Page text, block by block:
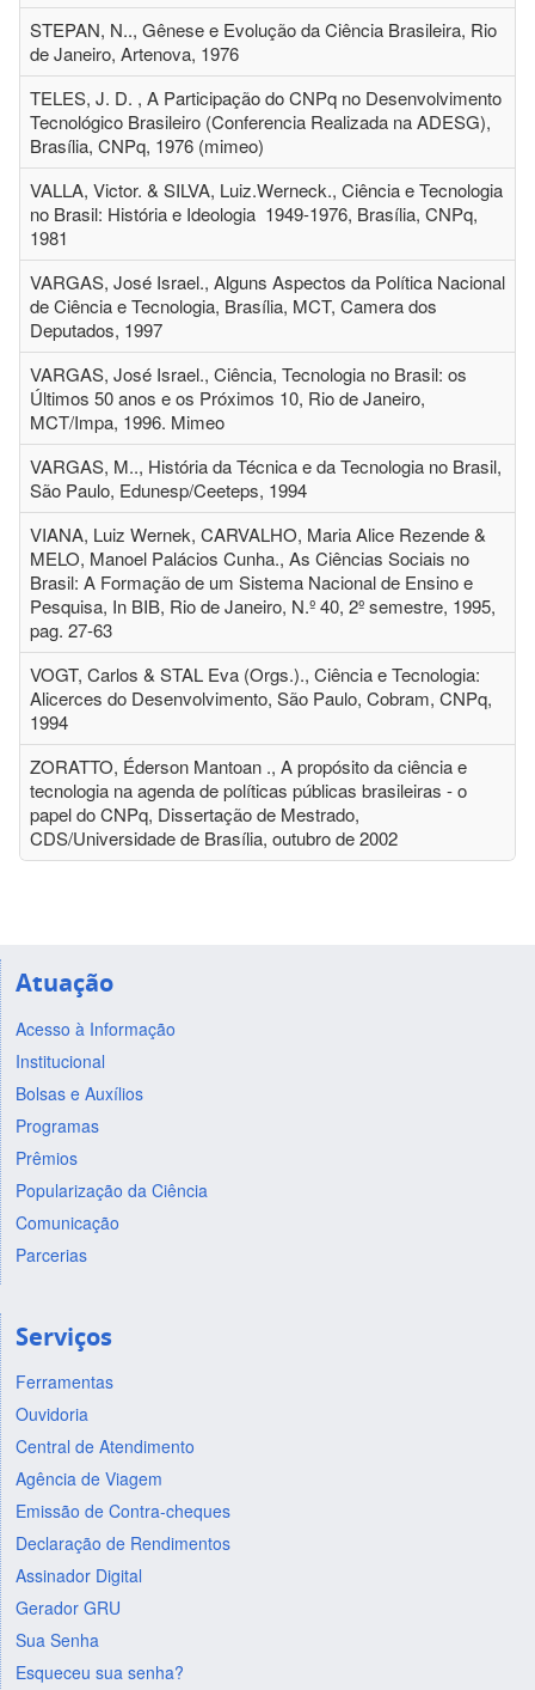
STEPAN, N.., Gênese e Evolução da Ciência Brasileira, Rio
de Janeiro, Artenova, 1976
TELES, J. D. , A Participação do CNPq no Desenvolvimento
Tecnológico Brasileiro (Conferencia Realizada na ADESG),
Brasília, CNPq, 1976 (mimeo)
VALLA, Victor. & SILVA, Luiz.Werneck., Ciência e Tecnologia
no Brasil: História e Ideologia 1949-1976, Brasília, CNPq,
1981
VARGAS, José Israel., Alguns Aspectos da Política Nacional
de Ciência e Tecnologia, Brasília, MCT, Camera dos
Deputados, 1997
VARGAS, José Israel., Ciência, Tecnologia no Brasil: os
Últimos 50 anos e os Próximos 10, Rio de Janeiro,
MCT/Impa, 1996. Mimeo
VARGAS, M.., História da Técnica e da Tecnologia no Brasil,
São Paulo, Edunesp/Ceeteps, 1994
VIANA, Luiz Wernek, CARVALHO, Maria Alice Rezende &
MELO, Manoel Palácios Cunha., As Ciências Sociais no
Brasil: A Formação de um Sistema Nacional de Ensino e
Pesquisa, In BIB, Rio de Janeiro, N.º 40, 2º semestre, 1995,
pag. 27-63
VOGT, Carlos & STAL Eva (Orgs.)., Ciência e Tecnologia:
Alicerces do Desenvolvimento, São Paulo, Cobram, CNPq,
1994
ZORATTO, Éderson Mantoan ., A propósito da ciência e
tecnologia na agenda de políticas públicas brasileiras - o
papel do CNPq, Dissertação de Mestrado,
CDS/Universidade de Brasília, outubro de 2002
Atuação
Acesso à Informação
Institucional
Bolsas e Auxílios
Programas
Prêmios
Popularização da Ciência
Comunicação
Parcerias
Serviços
Ferramentas
Ouvidoria
Central de Atendimento
Agência de Viagem
Emissão de Contra-cheques
Declaração de Rendimentos
Assinador Digital
Gerador GRU
Sua Senha
Esqueceu sua senha?